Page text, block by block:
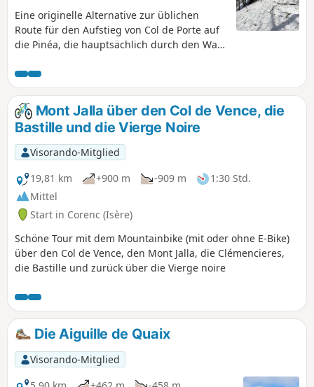
Eine originelle Alternative zur üblichen
Route für den Aufstieg von Col de Porte auf
die Pinéa, die hauptsächlich durch den Wald
der Kühle des Waldes ist diese Wanderung
im Sommer ideal. Der 360°-Panoramablick
vom Gipfel der Pinéa auf die Chartreuse, die
Belledonne und den Vercors ist
atemberaubend.
Mont Jalla über den Col de Vence, die
Bastille und die Vierge Noire
Visorando-Mitglied
19,81 km
+900 m -909 m
1:30 Std.
Mittel
Start in Corenc (Isère)
Schöne Tour mit dem Mountainbike (mit oder ohne E-Bike)
über den Col de Vence, den Mont Jalla, die Clémencieres,
die Bastille und zurück über die Vierge noire
Die Aiguille de Quaix
Visorando-Mitglied